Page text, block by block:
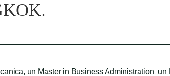
un Master in Business Administration,